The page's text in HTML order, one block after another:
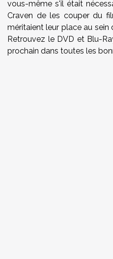
vous-même s'il était
Craven de les couper du
méritaient leur place au
Retrouvez le DVD et Blu-
prochain dans toutes les